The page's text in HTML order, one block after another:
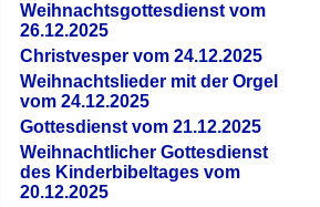
Weihnachtsgottesdienst vom
26.12.2025
Christvesper vom 24.12.2025
Weihnachtslieder mit der Orgel
vom 24.12.2025
Gottesdienst vom 21.12.2025
Weihnachtlicher Gottesdienst
des Kinderbibeltages vom
20.12.2025